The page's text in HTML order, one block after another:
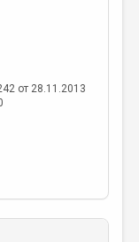
от 28.11.2013